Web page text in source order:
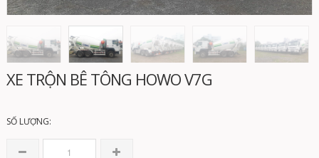
Di chuột vào ảnh để xem chi tiết
XE TRỘN BÊ TÔNG HOWO V7G
SỐ LƯỢNG: